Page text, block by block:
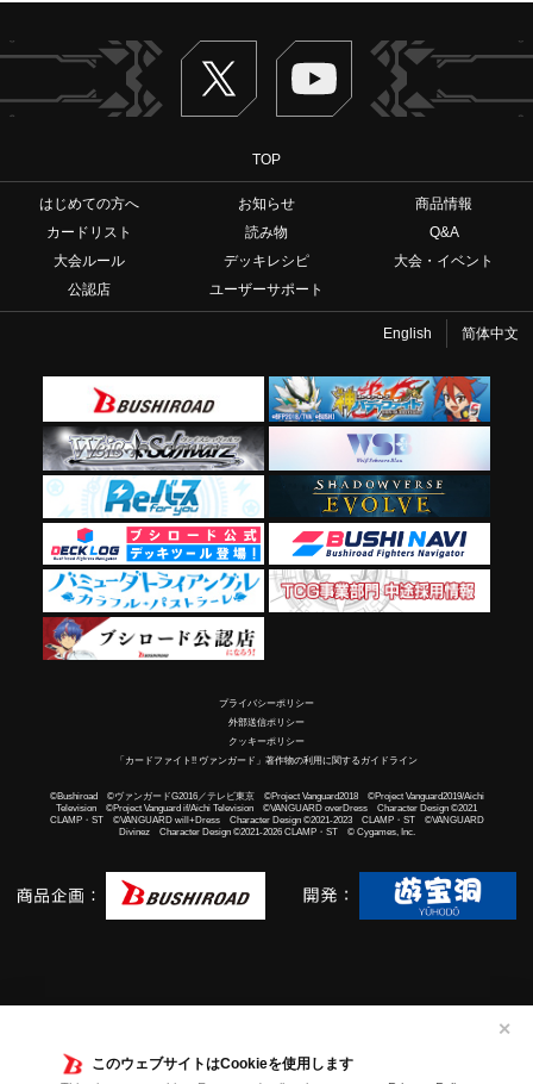
このウェブサイトはCookieを使用します
✕
Twitter ヴァンガードch
TOP
はじめての方へ お知らせ
商品情報
カードリスト
読み物
Q&A
大会ルール
デッキレシピ
大会・イベント
公認店
ユーザーサポート
English 简体中文
プライバシーポリシー
外部送信ポリシー
クッキーポリシー
「カードファイト!! ヴァンガード」著作物の利用に関するガイドライン
©Bushiroad ©ヴァンガードG2016／テレビ東京 ©Project Vanguard2018 ©Project Vanguard2019/Aichi
Television ©Project Vanguard if/Aichi Television ©VANGUARD overDress Character Design ©2021
CLAMP・ST ©VANGUARD will+Dress Character Design ©2021-2023 CLAMP・ST ©VANGUARD
Divinez Character Design ©2021-2026 CLAMP・ST © Cygames, Inc.